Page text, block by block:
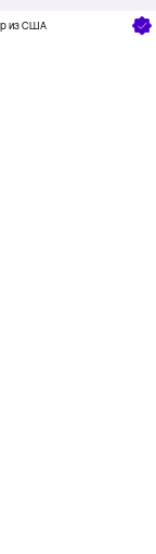
из США